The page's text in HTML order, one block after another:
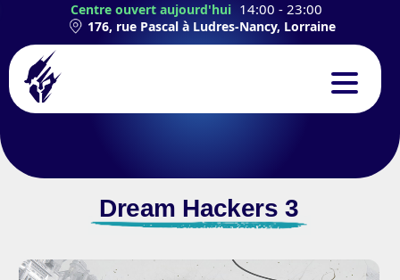
Centre ouvert aujourd'hui 14:00 - 23:00
176, rue Pascal à Ludres-Nancy, Lorraine
Dream Hackers 3